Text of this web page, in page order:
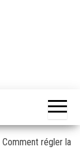
Comment régler la